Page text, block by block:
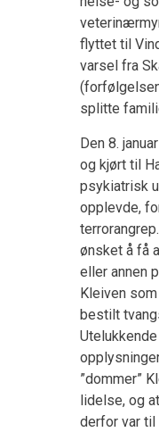
flyttet til
varsel fra
splitte
Den 8.
og kjørt til
psykiatrisk
opplevde,
ønsket å få
eller annen
Kleiven
bestilt
”dommer”
lidelse, og
derfor var til